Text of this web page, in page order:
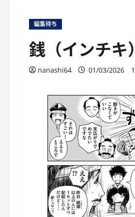
編集待ち
銭（インチキ
nanashi64 01/03/2026